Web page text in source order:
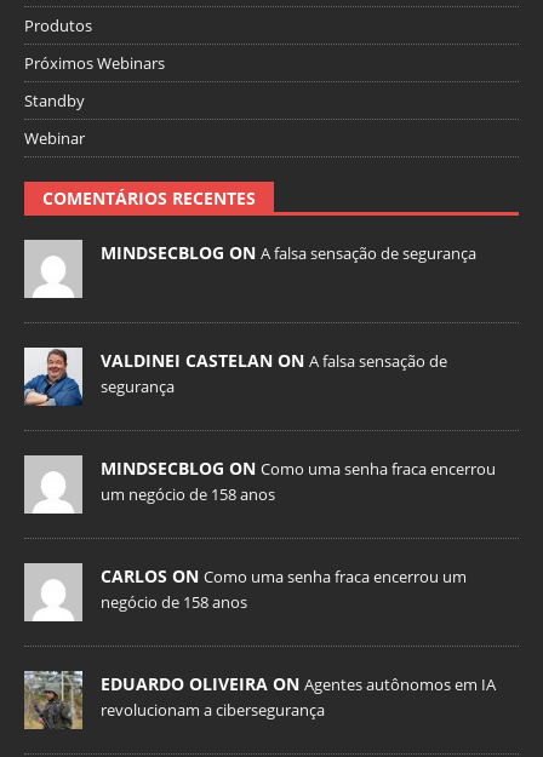
Produtos
Próximos Webinars
Standby
Webinar
COMENTÁRIOS RECENTES
MINDSECBLOG ON A falsa sensação de segurança
VALDINEI CASTELAN ON A falsa sensação de
segurança
MINDSECBLOG ON Como uma senha fraca encerrou
um negócio de 158 anos
CARLOS ON Como uma senha fraca encerrou um
negócio de 158 anos
EDUARDO OLIVEIRA ON Agentes autônomos em IA
revolucionam a cibersegurança